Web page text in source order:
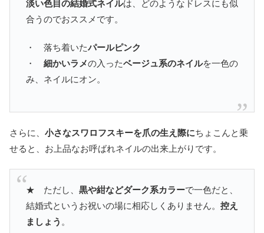
淡い色目の結婚式ネイルは、どのようなドレスにも似
合うのでおススメです。
・ 落ち着いたパールピンク
・ 細かいラメの入ったベージュ系のネイルを一色の
み、ネイルにオン。
さらに、 小さなスワロフスキーを爪の生え際にちょこんと乗
せると、お上品なお呼ばれネイルの出来上がりです。
★ ただし、 黒や紺などダーク系カラーで一色だと、
結婚式というお祝いの場に相応しくありません。 控え
ましょう 。